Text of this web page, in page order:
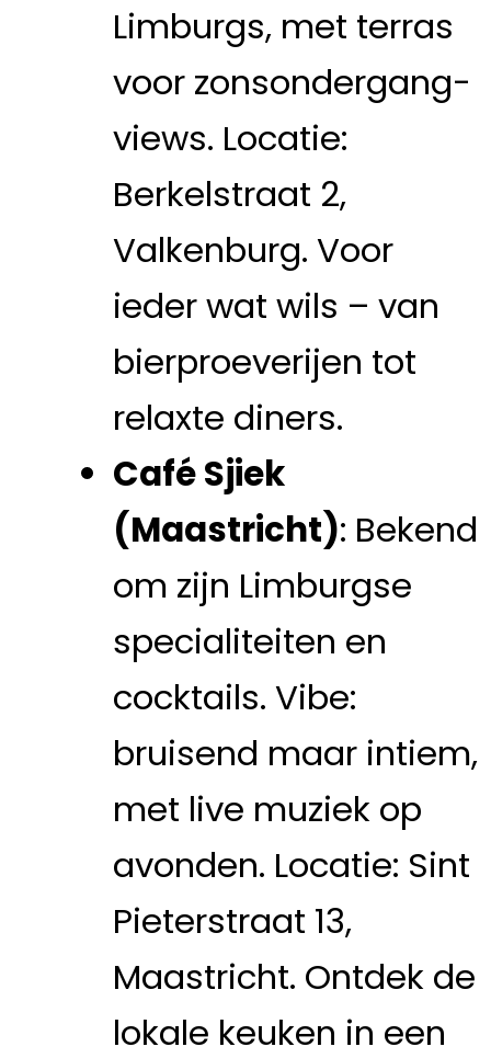
Limburgs, met terras
voor zonsondergang-
views. Locatie:
Berkelstraat 2,
Valkenburg. Voor
ieder wat wils – van
bierproeverijen tot
relaxte diners.
Café Sjiek
(Maastricht): Bekend
om zijn Limburgse
specialiteiten en
cocktails. Vibe:
bruisend maar intiem,
met live muziek op
avonden. Locatie: Sint
Pieterstraat 13,
Maastricht. Ontdek de
lokale keuken in een